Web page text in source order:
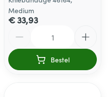
Medium
€ 33,93
Bestel